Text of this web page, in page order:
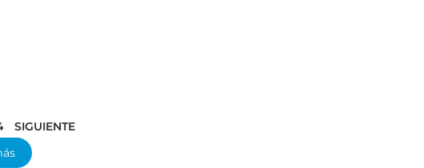
SIGUIENTE